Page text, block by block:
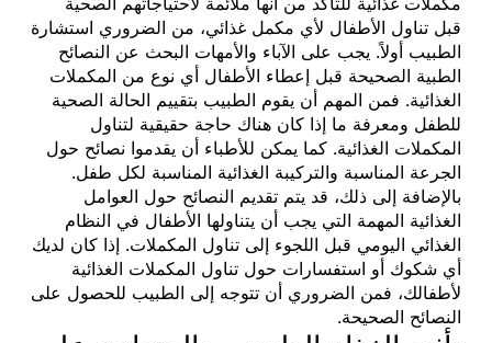
قبل تناول الأطفال لأي مكمل غذائي، من الضروري استشارة
الطبيب أولاً. يجب على الآباء والأمهات البحث عن النصائح
الطبية الصحيحة قبل إعطاء الأطفال أي نوع من المكملات
الغذائية. فمن المهم أن يقوم الطبيب بتقييم الحالة الصحية
للطفل ومعرفة ما إذا كان هناك حاجة حقيقية لتناول
المكملات الغذائية. كما يمكن للأطباء أن يقدموا نصائح حول
الجرعة المناسبة والتركيبة الغذائية المناسبة لكل طفل.
بالإضافة إلى ذلك، قد يتم تقديم النصائح حول العوامل
الغذائية المهمة التي يجب أن يتناولها الأطفال في النظام
الغذائي اليومي قبل اللجوء إلى تناول المكملات. إذا كان لديك
أي شكوك أو استفسارات حول تناول المكملات الغذائية
لأطفالك، فمن الضروري أن تتوجه إلى الطبيب للحصول على
النصائح الصحيحة.